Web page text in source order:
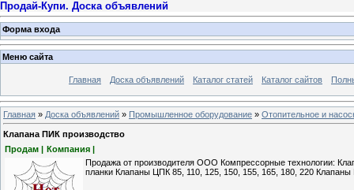
Продай-Купи. Доска объявлений
Форма входа
Меню сайта
Главная Доска объявлений Каталог статей Каталог сайтов
Главная » Доска объявлений » Промышленное оборудование » Отопительное и
Клапана ПИК производство
Продам | Компания |
Продажа от производителя ООО Компрессорные технологии:
планки Клапаны ЦПК 85, 110, 125, 150, 155, 165, 180, 220